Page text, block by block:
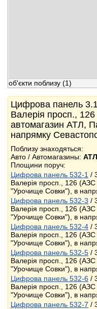
об'єкти поблизу (1)
Цифрова панель
Валерія просп.,
автомагазин АТЛ,
напрямку
Поблизу знаходяться:
Авто / Автомагазины: АТЛ
Площини поруч:
Цифрова панель 532-1 /
Валерія просп., 126
"Урочище Совки"), в
Цифрова панель 532-3 /
Валерія просп., 126
"Урочище Совки"), в
Цифрова панель 532-4 /
Валерія просп., 126
"Урочище Совки"), в
Цифрова панель 532-5 /
Валерія просп., 126
"Урочище Совки"), в
Цифрова панель 532-6 /
Валерія просп., 126
"Урочище Совки"), в
Цифрова панель 532-7 /